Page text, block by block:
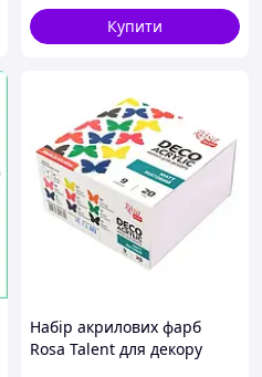
Купити
Набір акрилових фарб
Rosa Talent для декору